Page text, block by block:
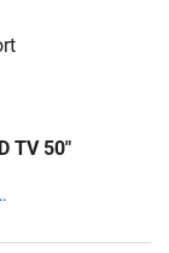
TV 50"
4k-smart-tv-ue50u8072fuxxh/